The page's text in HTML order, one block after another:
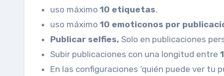
uso máximo 10 etiquetas.
uso máximo 10 emoticonos por
Publicar selfies, Solo en publicaciones
Subir publicaciones con una longitud entre
En las configuraciones ‘quién puede ver tu